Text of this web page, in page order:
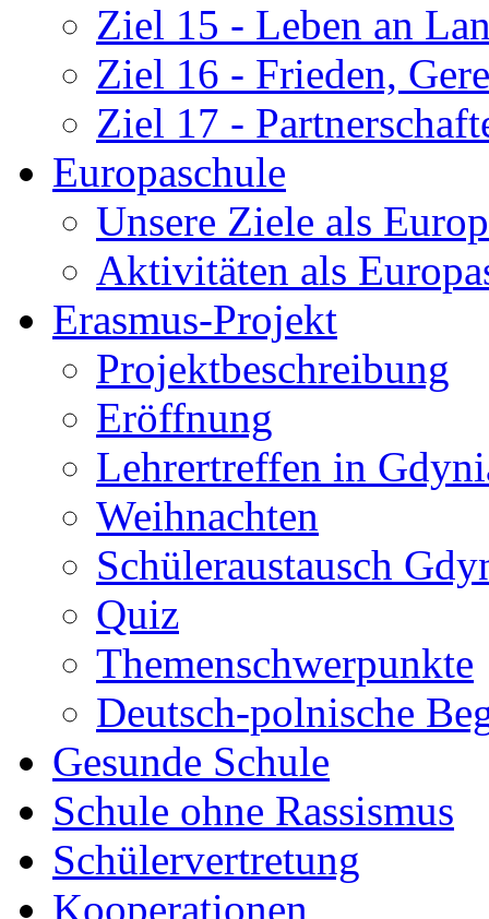
Ziel 15 - Leben an
Ziel 16 - Frieden,
Ziel 17 -
Europaschule
Unsere Ziele als
Aktivitäten als
Erasmus-Projekt
Projektbeschreibung
Eröffnung
Lehrertreffen in
Weihnachten
Schüleraustausch
Quiz
Themenschwerpunkte
Deutsch-polnische
Gesunde Schule
Schule ohne Rassismus
Schülervertretung
Kooperationen